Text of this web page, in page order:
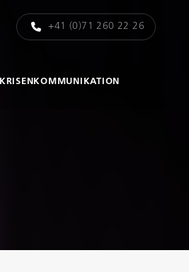
+41 (0)71 260 22 26
KRISENKOMMUNIKATION